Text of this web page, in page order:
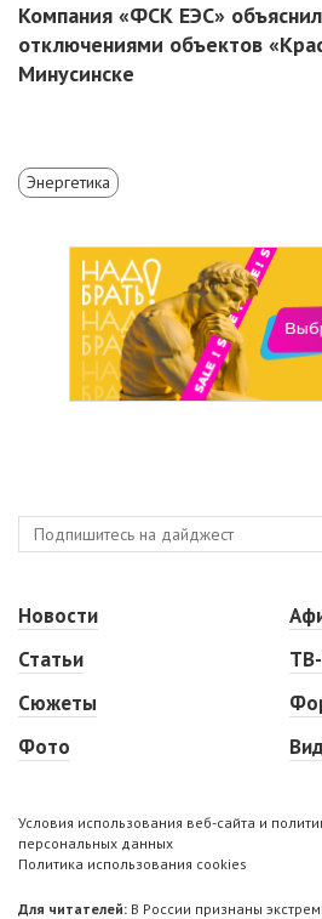
Компания «ФСК ЕЭС»
отключениями объектов
Минусинске
Энергетика
Новости
Статьи
Сюжеты
Фото
Условия использования веб-сайта и
персональных данных
Политика использования cookies
Для читателей: В России признаны